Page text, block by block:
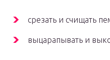
срезать и счищать
выцарапывать и